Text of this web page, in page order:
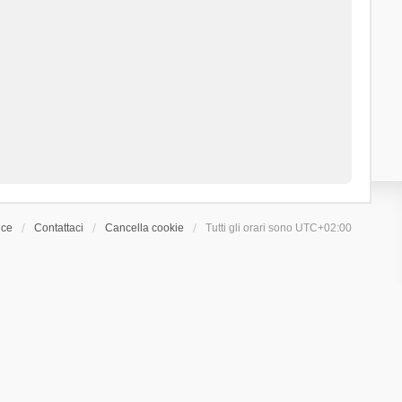
Contattaci Cancella cookie Tutti gli orari sono UTC+02:00